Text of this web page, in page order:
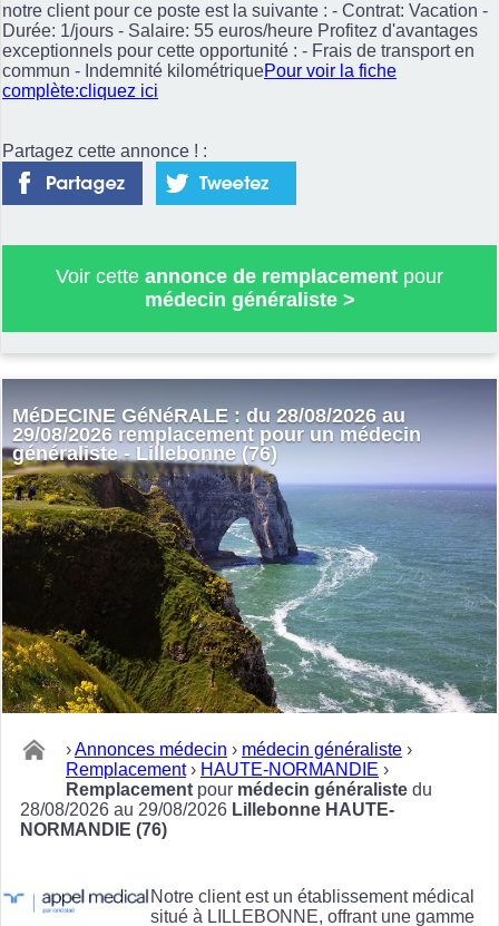
notre client pour ce poste est la suivante : - Contrat: Vacation -
Durée: 1/jours - Salaire: 55 euros/heure Profitez d'avantages
exceptionnels pour cette opportunité : - Frais de transport en
commun - Indemnité kilométriquePour voir la fiche
complète:cliquez ici
Partagez cette annonce ! :
Voir cette annonce de remplacement pour
médecin généraliste>
MéDECINE GéNéRALE : du 28/08/2026 au
29/08/2026 remplacement pour un médecin
généraliste - Lillebonne (76)
›Annonces médecin › médecin généraliste ›
Remplacement › HAUTE-NORMANDIE ›
Remplacement pour médecin généraliste du
28/08/2026 au 29/08/2026 Lillebonne HAUTE-
NORMANDIE (76)
Notre client est un établissement médical
situé à LILLEBONNE, offrant une gamme